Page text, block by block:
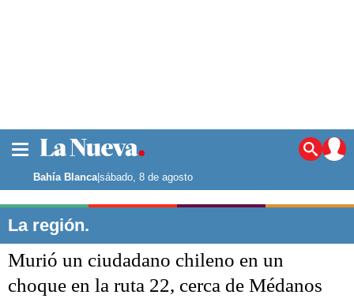
Noticias
La ciudad
Punta Alta
El mundo
Seguridad
Opinión
Bahía Blanca|sábado, 8 de agosto
La región.
Murió un ciudadano chileno en un
choque en la ruta 22, cerca de Médanos